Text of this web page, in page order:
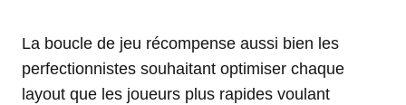
La boucle de jeu récompense aussi bien les
perfectionnistes souhaitant optimiser chaque
layout que les joueurs plus rapides voulant